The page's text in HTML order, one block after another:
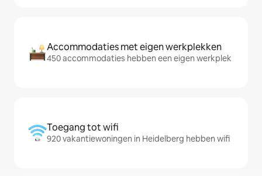
Accommodaties met eigen werkplekken
450 accommodaties hebben een eigen werkplek
Toegang tot wifi
920 vakantiewoningen in Heidelberg hebben wifi